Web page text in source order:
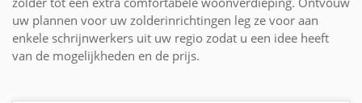
uw plannen voor uw zolderinrichtingen leg ze voor aan
enkele schrijnwerkers uit uw regio zodat u een idee heeft
van de mogelijkheden en de prijs.